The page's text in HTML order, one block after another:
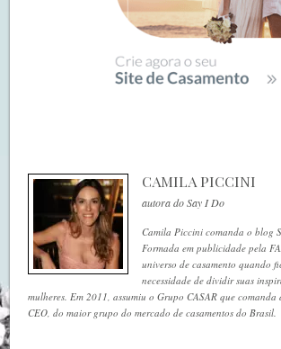
CAMILA PICCINI
autora do Say I Do
Camila Piccini comanda o blog
Formada em publicidade pela
universo de casamento quando
necessidade de dividir suas
mulheres. Em 2011, assumiu o Grupo CASAR que comanda
CEO, do maior grupo do mercado de casamentos do Brasil.